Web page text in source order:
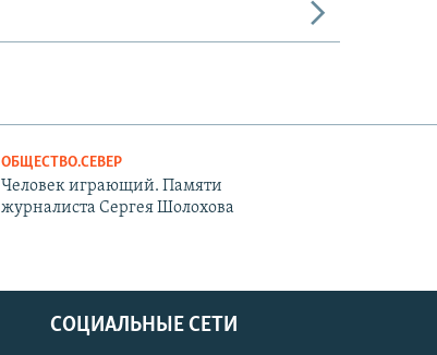
ОБЩЕСТВО.СЕВЕР
Человек играющий. Памяти
журналиста Сергея Шолохова
СОЦИАЛЬНЫЕ СЕТИ